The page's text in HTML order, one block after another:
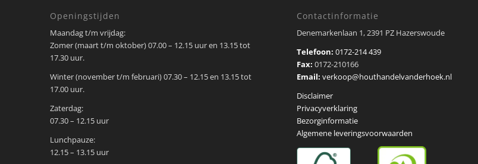
Openingstijden
Maandag t/m vrijdag:
Zomer (maart t/m oktober) 07.00 – 12.15 uur en 13.15 tot
17.30 uur.
Winter (november t/m februari) 07.30 – 12.15 en 13.15 tot
17.00 uur.
Zaterdag:
07.30 – 12.15 uur
Lunchpauze:
12.15 – 13.15 uur
Contactinformatie
Denemarkenlaan 1, 2391 PZ Hazerswoude
Telefoon:0172-214 439
Fax:0172-210166
Email: verkoop@houthandelvanderhoek.nl
Disclaimer
Privacyverklaring
Bezorginformatie
Algemene leveringsvoorwaarden